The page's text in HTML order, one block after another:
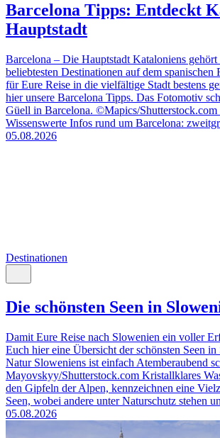
Barcelona Tipps: Entdeckt
Hauptstadt
Barcelona – Die Hauptstadt Kataloniens
beliebtesten Destinationen auf dem spanischen
für Eure Reise in die vielfältige Stadt bestens
hier unsere Barcelona Tipps. Das Fotomotiv
Güell in Barcelona. ©Mapics/Shutterstock.com
Wissenswerte Infos rund um Barcelona:
05.08.2026
Destinationen
Die schönsten Seen in
Damit Eure Reise nach Slowenien ein voller
Euch hier eine Übersicht der schönsten Seen
Natur Sloweniens ist einfach Atemberaubend
Mayovskyy/Shutterstock.com Kristallklares
den Gipfeln der Alpen, kennzeichnen eine
Seen, wobei andere unter Naturschutz stehen
05.08.2026